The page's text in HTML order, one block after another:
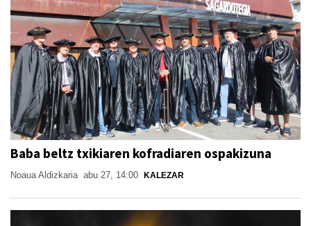
Baba beltz txikiaren kofradiaren ospakizuna
Noaua Aldizkaria abu 27, 14:00 KALEZAR